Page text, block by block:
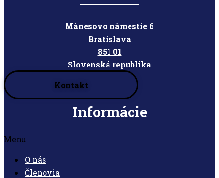
Mánesovo námestie 6
Bratislava
851 01
Slovenská republika
Kontakt
Informácie
Menu
O nás
Členovia